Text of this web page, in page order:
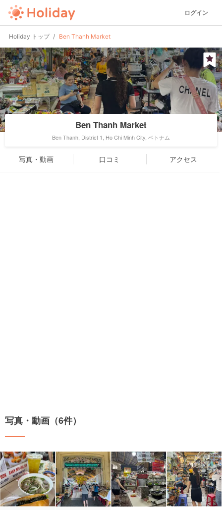
ログイン
Holiday トップ Ben Thanh Market
Ben Thanh Market
Ben Thanh, District 1, Ho Chi Minh City, ベトナム
写真・動画 口コミ アクセス
写真・動画（6件）